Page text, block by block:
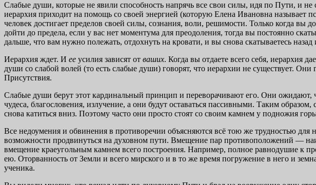
Слабые души, которые не явили способность напрячь все свои силы, идя по Пути, и
иерархия приходит на помощь со своей энергией (которую Елена Ивановна называет
человек достигает пределов своей силы, сознания, воли, решимости. Только когда вы
дойти до предела, если у вас нет моментума для преодоления, тогда вы постоянно
дальше, что вам нужно полежать, отдохнуть на кровати, и вы снова скатываетесь
Иерархия ждет. И ее усилия зависят от ваших. Когда вы отдаете всего себя, иерархия
души со слабой волей (то есть слабые души) говорят, что иерархии не существует.
Присутствия.
Слабые души берут этот кардинальный принцип и переворачивают его. Они ожидают,
чудеса, благословения, излучение, а они будут оставаться пассивными. Таким
снова катиться вниз. Поэтому часто они просто стоят со своим камнем у подножия
Все недоумения и обвинения в противоречии объясняются всё тою же трудностью для
возможности продвинуться на духовном пути. Вмещение пар противоположений —
вмещение краеугольным камнем всего построения. Например, полное равнодушие к
ею. Оторванность от Земли и всего мирского и в то же время погружение в него и
ученика.